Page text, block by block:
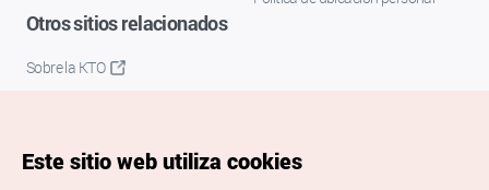
Otros sitios relacionados
Sobre la KTO
Este sitio web utiliza cookies